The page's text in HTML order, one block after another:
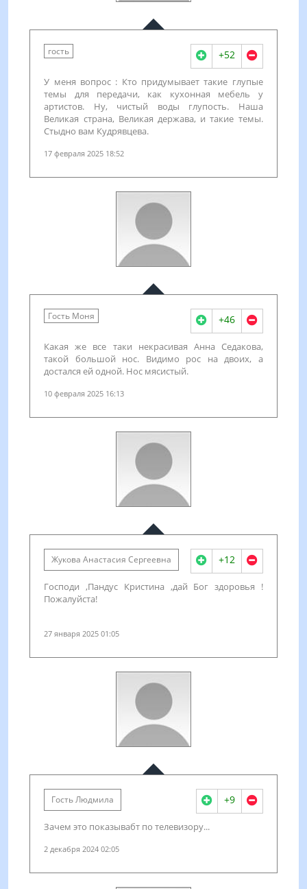
гость +52
У меня вопрос : Кто придумывает такие глупые
темы для передачи, как кухонная мебель у
артистов. Ну, чистый воды глупость. Наша
Великая страна, Великая держава, и такие темы.
Стыдно вам Кудрявцева.
17 февраля 2025 18:52
Гость Моня +46
Какая же все таки некрасивая Анна Седакова,
такой большой нос. Видимо рос на двоих, а
достался ей одной. Нос мясистый.
10 февраля 2025 16:13
Жукова Анастасия Сергеевна +12
Господи ,Пандус Кристина ,дай Бог здоровья !
Пожалуйста!
27 января 2025 01:05
Гость Людмила +9
Зачем это показывабт по телевизору...
2 декабря 2024 02:05